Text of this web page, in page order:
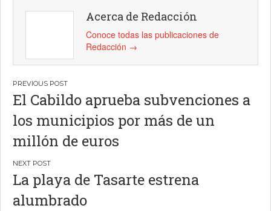
Acerca de Redacción
Conoce todas las publicaciones de
Redacción →
Navegación
de
entradas
El Cabildo aprueba subvenciones a
los municipios por más de un
millón de euros
La playa de Tasarte estrena
alumbrado